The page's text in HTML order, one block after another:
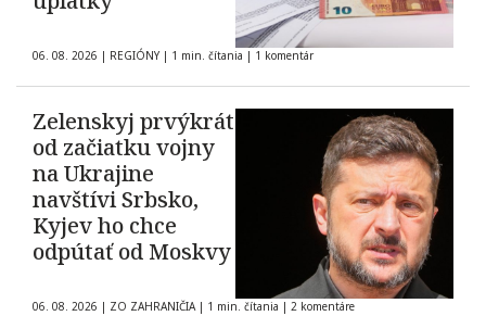
06. 08. 2026 | REGIÓNY | 1 min. čítania | 1 komentár
Zelenskyj prvýkrát
od začiatku vojny
na Ukrajine
navštívi Srbsko,
Kyjev ho chce
odpútať od Moskvy
06. 08. 2026 | ZO ZAHRANIČIA | 1 min. čítania | 2 komentáre